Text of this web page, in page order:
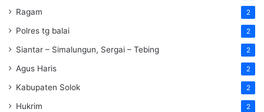
Ragam 2
Polres tg balai 2
Siantar – Simalungun, Sergai – Tebing 2
Agus Haris 2
Kabupaten Solok 2
Hukrim 2